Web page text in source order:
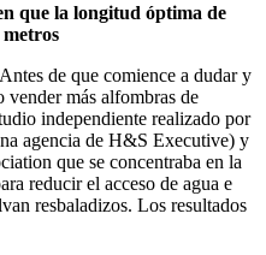
que la longitud óptima de
Antes de que comience a dudar y
vender más alfombras de
independiente realizado por
agencia de H&S Executive) y
que se concentraba en la
reducir el acceso de agua e
resbaladizos. Los resultados